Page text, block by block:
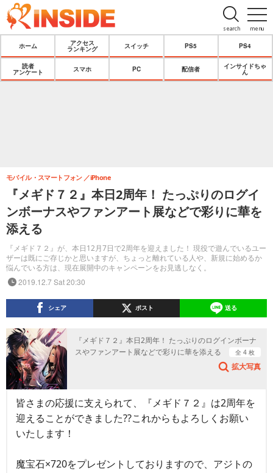
menu
search
ホーム
アクセス
ランキング
スイッチ PS5 PS4
読者
アンケート
スマホ PC 配信者
インサイドちゃ
ん
『メギド７２』本日2周年！ たっぷりのログイ
ンボーナスやファンアート展などで彩りに華を
添える
『メギド７２』が、本日12月7日で2周年を迎えました！ 現役で遊んでいるユー
ザーは既にご存じかと思いますが、ちょっと離れている人や、新規に始めるか
悩んでいる方は、現在展開中のキャンペーンをお見逃しなく。
モバイル・スマートフォン iPhone
2019.12.7 Sat 20:30
シェア ポスト 送る
『メギド７２』本日2周年！ たっぷりのログインボーナ
スやファンアート展などで彩りに華を添える
全 4 枚
拡大写真
皆さまの応援に支えられて、『メギド７２』は2周年を
迎えることができました??これからもよろしくお願い
いたします！
魔宝石×720をプレゼントしておりますので、アジトの